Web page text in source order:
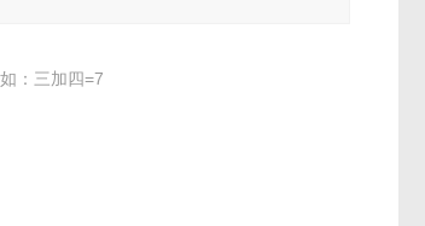
：三加四=7